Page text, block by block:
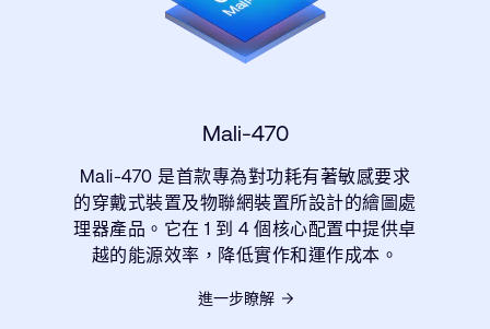
Mali-470
Mali-470 是首款專為對功耗有著敏感要求
的穿戴式裝置及物聯網裝置所設計的繪圖處
理器產品。它在 1 到 4 個核心配置中提供卓
越的能源效率，降低實作和運作成本。
進一步瞭解